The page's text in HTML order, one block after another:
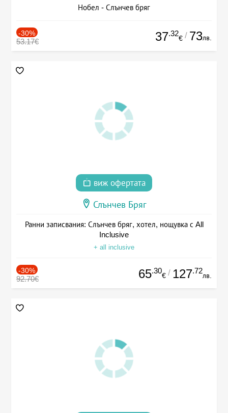
Нобел - Слънчев бряг
-30%
53.17€ 37.32
€ / 73лв.
виж офертата
Слънчев Бряг
Ранни записвания: Слънчев бряг, хотел, нощувка с All
Inclusive
+ all inclusive
-30%
92.70€ 65.30
€ / 127.72
лв.